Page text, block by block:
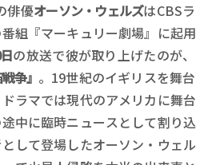
俳優オーソン・ウェルズはCBSラ
組『マーキュリー劇場』に起用
の放送で彼が取り上げたのが、
争』 。19世紀のイギリスを舞台
ラマでは現代のアメリカに舞台
中に臨時ニュースとして割り込
して登場したオーソン・ウェル